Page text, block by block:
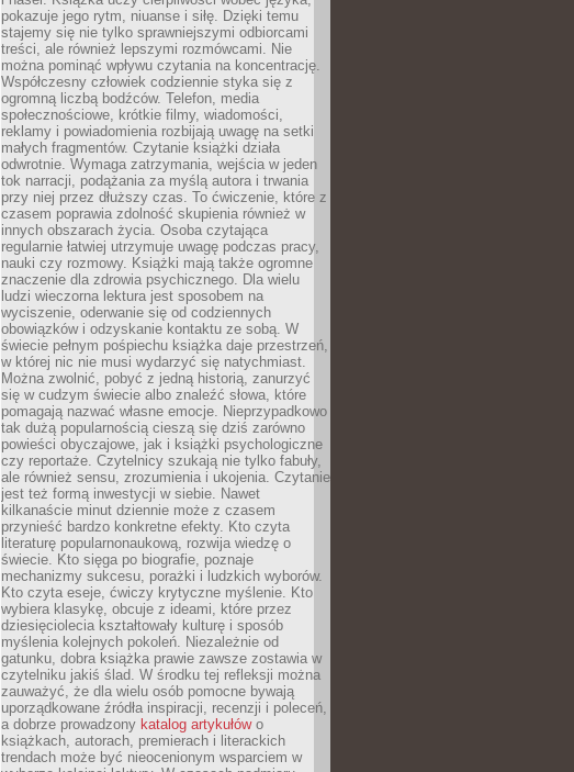
pokazuje jego rytm, niuanse i siłę. Dzięki temu
stajemy się nie tylko sprawniejszymi odbiorcami
treści, ale również lepszymi rozmówcami. Nie
można pominąć wpływu czytania na koncentrację.
Współczesny człowiek codziennie styka się z
ogromną liczbą bodźców. Telefon, media
społecznościowe, krótkie filmy, wiadomości,
reklamy i powiadomienia rozbijają uwagę na setki
małych fragmentów. Czytanie książki działa
odwrotnie. Wymaga zatrzymania, wejścia w jeden
tok narracji, podążania za myślą autora i trwania
przy niej przez dłuższy czas. To ćwiczenie, które z
czasem poprawia zdolność skupienia również w
innych obszarach życia. Osoba czytająca
regularnie łatwiej utrzymuje uwagę podczas pracy,
nauki czy rozmowy. Książki mają także ogromne
znaczenie dla zdrowia psychicznego. Dla wielu
ludzi wieczorna lektura jest sposobem na
wyciszenie, oderwanie się od codziennych
obowiązków i odzyskanie kontaktu ze sobą. W
świecie pełnym pośpiechu książka daje przestrzeń,
w której nic nie musi wydarzyć się natychmiast.
Można zwolnić, pobyć z jedną historią, zanurzyć
się w cudzym świecie albo znaleźć słowa, które
pomagają nazwać własne emocje. Nieprzypadkowo
tak dużą popularnością cieszą się dziś zarówno
powieści obyczajowe, jak i książki psychologiczne
czy reportaże. Czytelnicy szukają nie tylko fabuły,
ale również sensu, zrozumienia i ukojenia. Czytanie
jest też formą inwestycji w siebie. Nawet
kilkanaście minut dziennie może z czasem
przynieść bardzo konkretne efekty. Kto czyta
literaturę popularnonaukową, rozwija wiedzę o
świecie. Kto sięga po biografie, poznaje
mechanizmy sukcesu, porażki i ludzkich wyborów.
Kto czyta eseje, ćwiczy krytyczne myślenie. Kto
wybiera klasykę, obcuje z ideami, które przez
dziesięciolecia kształtowały kulturę i sposób
myślenia kolejnych pokoleń. Niezależnie od
gatunku, dobra książka prawie zawsze zostawia w
czytelniku jakiś ślad. W środku tej refleksji można
zauważyć, że dla wielu osób pomocne bywają
uporządkowane źródła inspiracji, recenzji i poleceń,
a dobrze prowadzony katalog artykułówo
książkach, autorach, premierach i literackich
trendach może być nieocenionym wsparciem w